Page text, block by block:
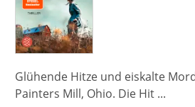
Glühende Hitze und eiskalte
Painters Mill, Ohio. Die Hit ...